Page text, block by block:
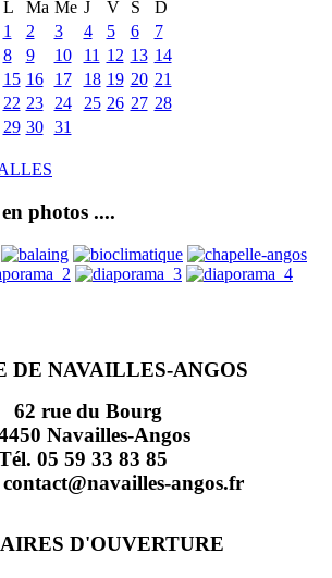
L
Ma Me J V S
D
1
2 3 4 5 6
7
8
9 10 11 12 13 14
15 16 17 18 19 20 21
22 23 24 25 26 27 28
29 30 31
photos ....
DE NAVAILLES-ANGOS
62 rue du Bourg
Navailles-Angos
05 59 33 83 85
angos.fr
D'OUVERTURE